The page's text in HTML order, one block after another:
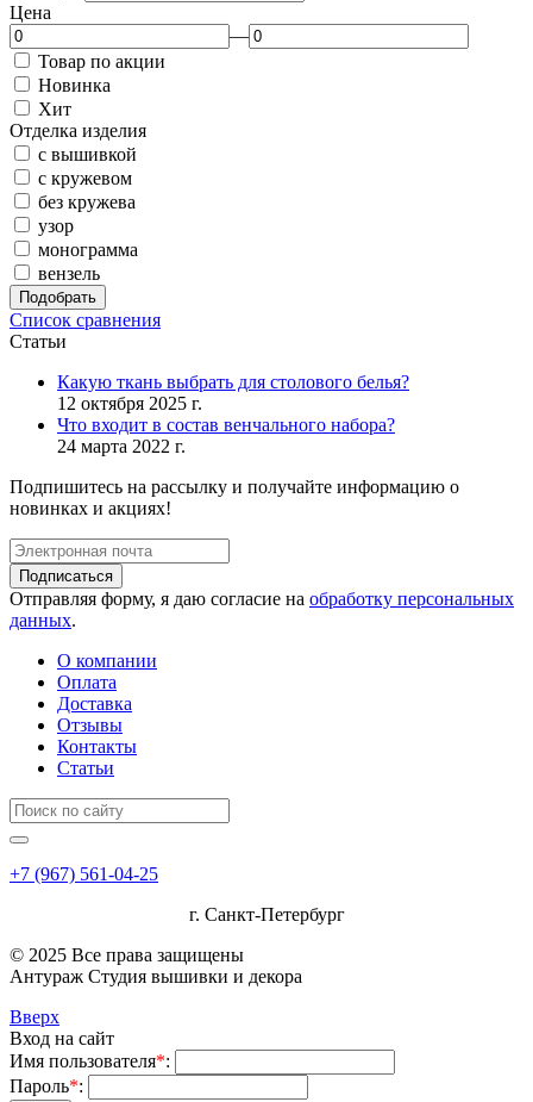
Цена
—
Товар по акции
Новинка
Хит
Отделка изделия
с вышивкой
с кружевом
без кружева
узор
монограмма
вензель
Подобрать
Список сравнения
Статьи
Какую ткань выбрать для столового белья?
12 октября 2025 г.
Что входит в состав венчального набора?
24 марта 2022 г.
Подпишитесь на рассылку и получайте информацию о
новинках и акциях!
Подписаться
Отправляя форму, я даю согласие на обработку персональных
данных.
О компании
Оплата
Доставка
Отзывы
Контакты
Статьи
+7 (967) 561-04-25
г. Санкт-Петербург
© 2025 Все права защищены
Антураж Студия вышивки и декора
Вверх
Вход на сайт
Имя пользователя*:
Пароль*: